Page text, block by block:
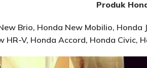
Produk
Brio, Honda New Mobilio, Honda
HR-V, Honda Accord, Honda Civic,